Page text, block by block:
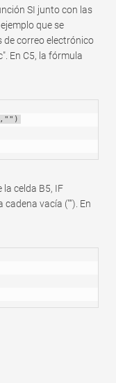
SI junto con las
ejemplo que se
de correo electrónico
En C5, la fórmula
la celda B5, IF
cadena vacía (""). En